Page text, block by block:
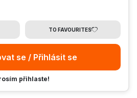
TO FAVOURITES
se / Přihlásit se
přihlaste!